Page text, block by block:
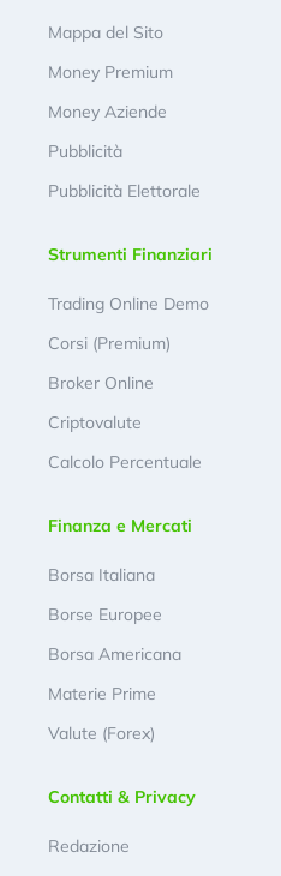
Mappa del Sito
Money Premium
Money Aziende
Pubblicità
Pubblicità Elettorale
Strumenti Finanziari
Trading Online Demo
Corsi (Premium)
Broker Online
Criptovalute
Calcolo Percentuale
Finanza e Mercati
Borsa Italiana
Borse Europee
Borsa Americana
Materie Prime
Valute (Forex)
Contatti & Privacy
Redazione